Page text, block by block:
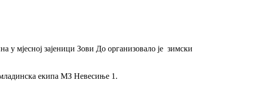
у мјесној зајеници Зови До организовало је зимски
екипа МЗ Невесиње 1.